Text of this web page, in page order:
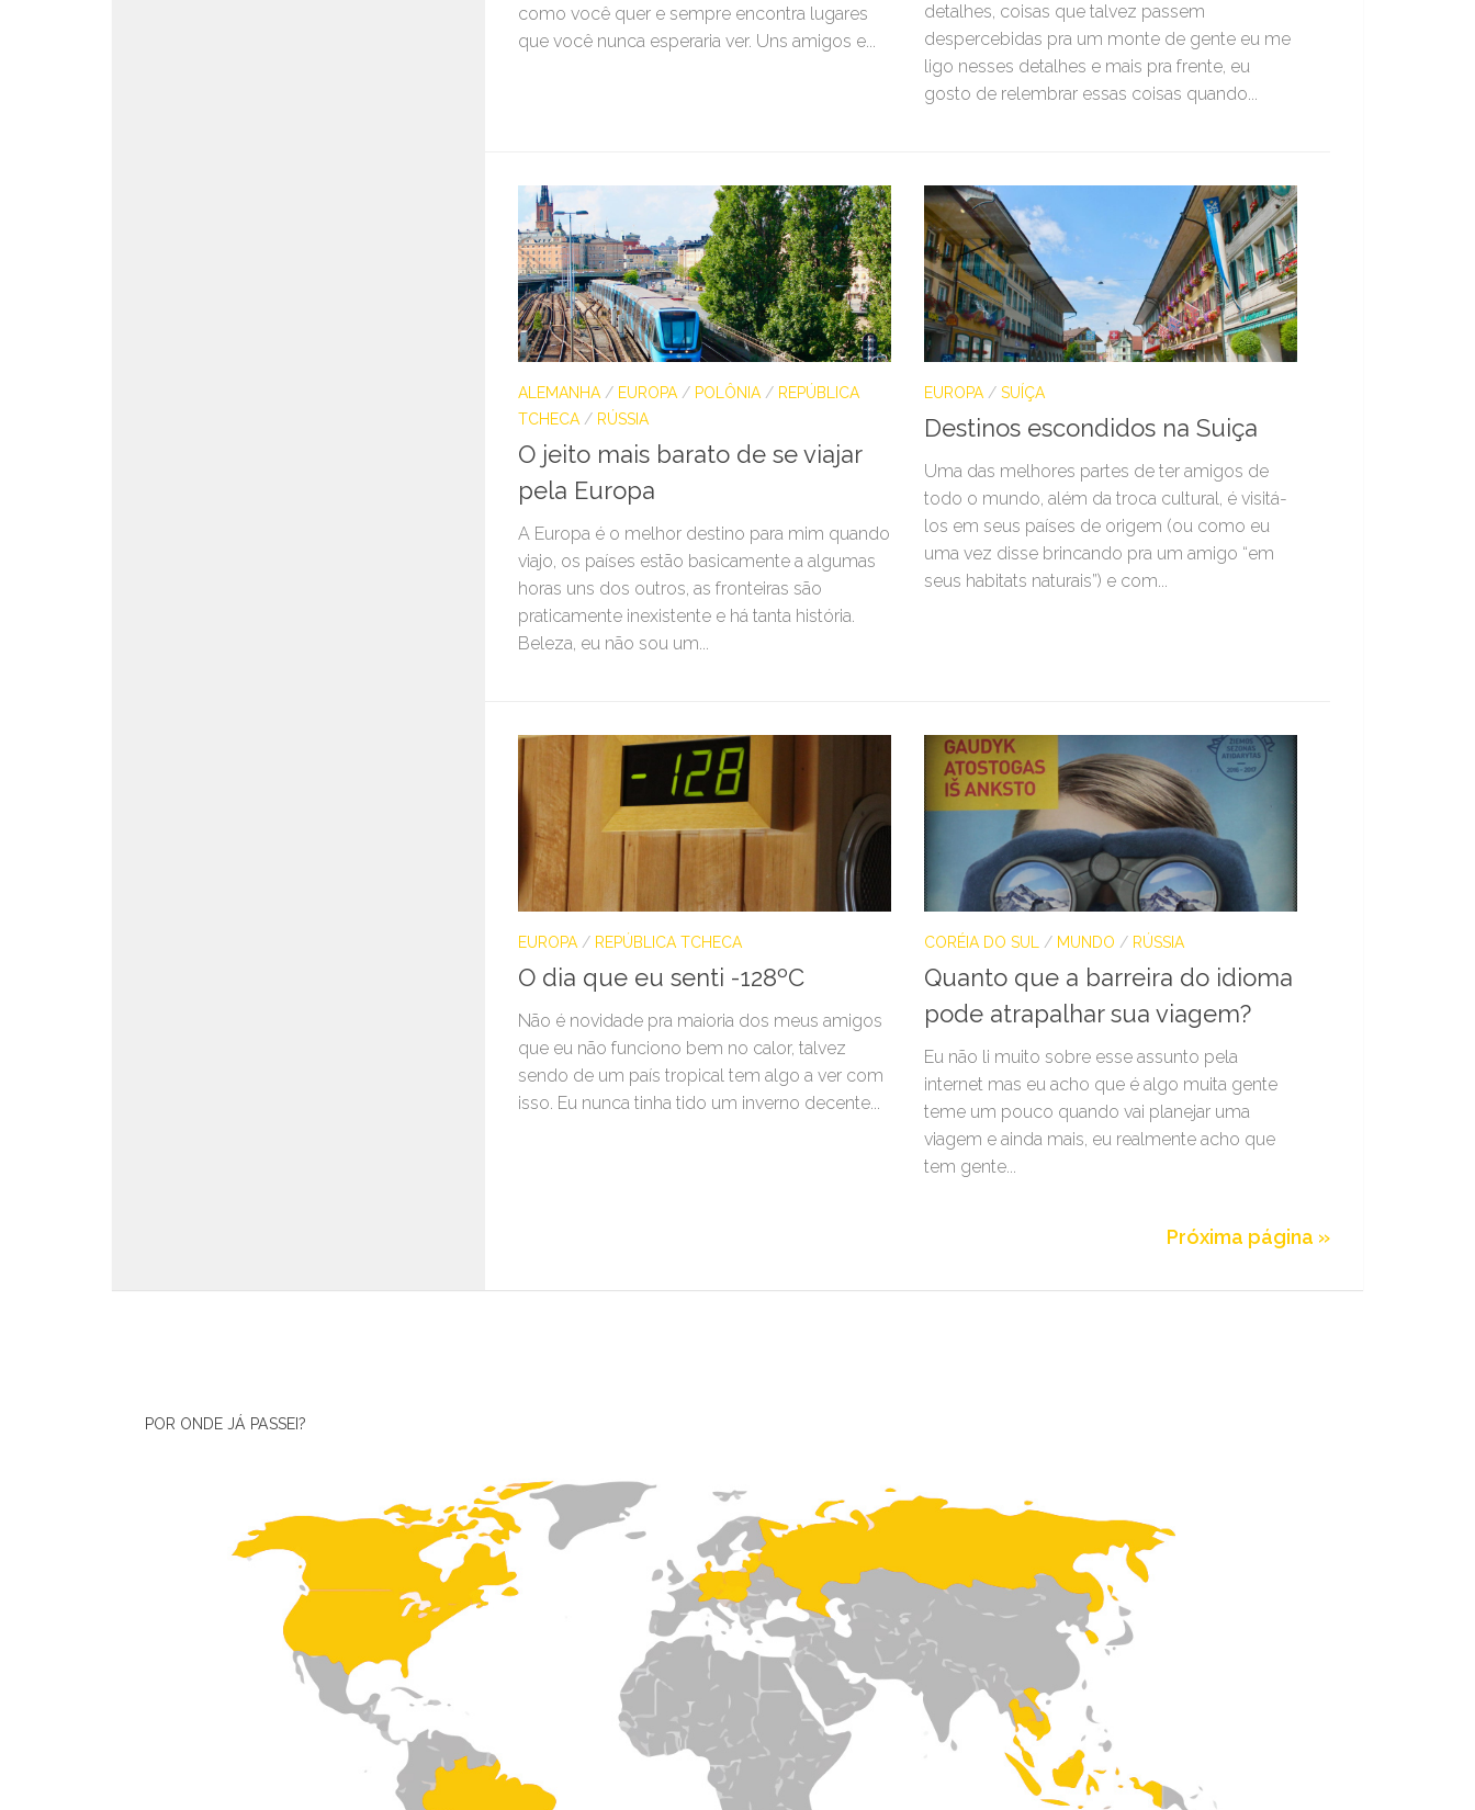
como você quer e sempre encontra lugares
que você nunca esperaria ver. Uns amigos e...
detalhes, coisas que talvez passem
despercebidas pra um monte de gente eu me
ligo nesses detalhes e mais pra frente, eu
gosto de relembrar essas coisas quando...
ALEMANHA / EUROPA / POLÔNIA / REPÚBLICA
TCHECA / RÚSSIA
O jeito mais barato de se viajar
pela Europa
A Europa é o melhor destino para mim quando
viajo, os países estão basicamente a algumas
horas uns dos outros, as fronteiras são
praticamente inexistente e há tanta história.
Beleza, eu não sou um...
EUROPA / SUÍÇA
Destinos escondidos na Suiça
Uma das melhores partes de ter amigos de
todo o mundo, além da troca cultural, é visitá-
los em seus países de origem (ou como eu
uma vez disse brincando pra um amigo “em
seus habitats naturais”) e com...
EUROPA / REPÚBLICA TCHECA
O dia que eu senti -128ºC
Não é novidade pra maioria dos meus amigos
que eu não funciono bem no calor, talvez
sendo de um país tropical tem algo a ver com
isso. Eu nunca tinha tido um inverno decente...
CORÉIA DO SUL / MUNDO / RÚSSIA
Quanto que a barreira do idioma
pode atrapalhar sua viagem?
Eu não li muito sobre esse assunto pela
internet mas eu acho que é algo muita gente
teme um pouco quando vai planejar uma
viagem e ainda mais, eu realmente acho que
tem gente...
Próxima página »
POR ONDE JÁ PASSEI?